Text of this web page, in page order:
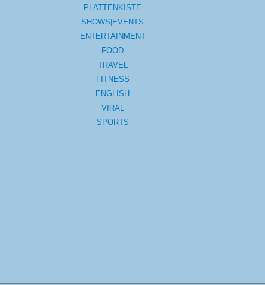
PLATTENKISTE
SHOWS|EVENTS
ENTERTAINMENT
FOOD
TRAVEL
FITNESS
ENGLISH
VIRAL
SPORTS